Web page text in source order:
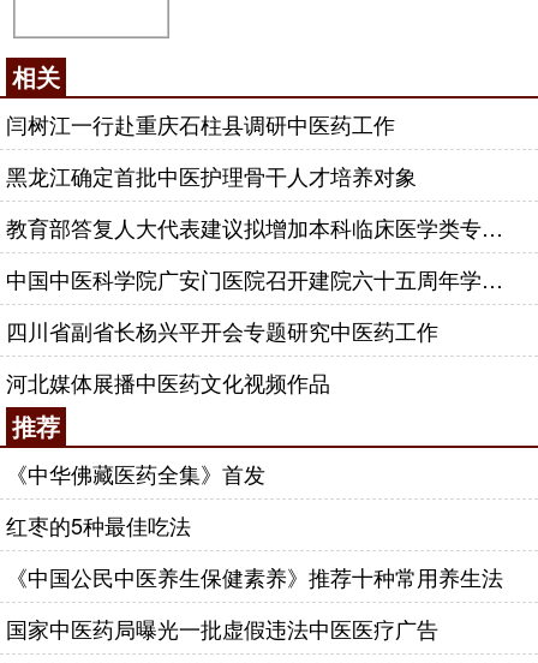
相关
闫树江一行赴重庆石柱县调研中医药工作
黑龙江确定首批中医护理骨干人才培养对象
教育部答复人大代表建议拟增加本科临床医学类专业中医药课程学时
中国中医科学院广安门医院召开建院六十五周年学术总结会
四川省副省长杨兴平开会专题研究中医药工作
河北媒体展播中医药文化视频作品
推荐
《中华佛藏医药全集》首发
红枣的5种最佳吃法
《中国公民中医养生保健素养》推荐十种常用养生法
国家中医药局曝光一批虚假违法中医医疗广告